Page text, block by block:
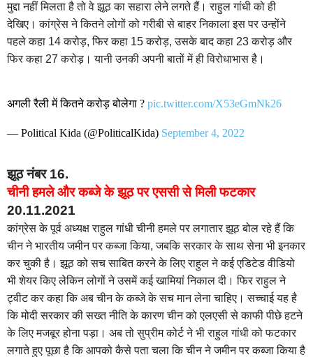
मुद्दा नहीं मिलता है तो वे झूठ का सहारा लेने लगते हैं। राहुल गांधी को ही
देखिए। कांग्रेस ने कितने लोगों को गरीबी से बाहर निकाला इस पर उन्होंने
पहले कहा 14 करोड़, फिर कहा 15 करोड़, उसके बाद कहा 23 करोड़ और
फिर कहा 27 करोड़। यानी उनकी अपनी बातों में ही विरोधाभास है।
अगली रैली में कितने करोड़ बोलेगा ? pic.twitter.com/X53eGmNk26
— Political Kida (@PoliticalKida) September 4, 2022
झूठ नंबर 16.
चीनी हमले और कब्जे के झूठ पर एससी से मिली फटकार
20.11.2021
कांग्रेस के पूर्व अध्यक्ष राहुल गांधी चीनी हमले पर लगातार झूठ बोल रहे हैं कि
चीन ने भारतीय जमीन पर कब्जा किया, जबकि सरकार के साथ सेना भी इनकार
कर चुकी है। झूठ को सच साबित करने के लिए राहुल ने कई एडिटेड वीडियो
भी शेयर किए लेकिन लोगों ने उसमें कई खामियां निकाल दी। फिर राहुल ने
ट्वीट कर कहा कि अब चीन के कब्जे के सच मान लेना चाहिए। सच्चाई यह है
कि मोदी सरकार की सख्त नीति के कारण चीन को एलएसी से काफी पीछे हटने
के लिए मजबूर होना पड़ा। अब तो सुप्रीम कोर्ट ने भी राहुल गांधी को फटकार
लगाते हुए पूछा है कि आपको कैसे पता चला कि चीन ने जमीन पर कब्जा किया है